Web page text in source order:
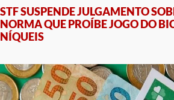
STF SUSPENDE JULGAMENTO
NORMA QUE PROÍBE JOGO DO
NÍQUEIS